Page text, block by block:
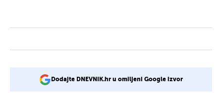
Dodajte DNEVNIK.hr u omiljeni Google izvor